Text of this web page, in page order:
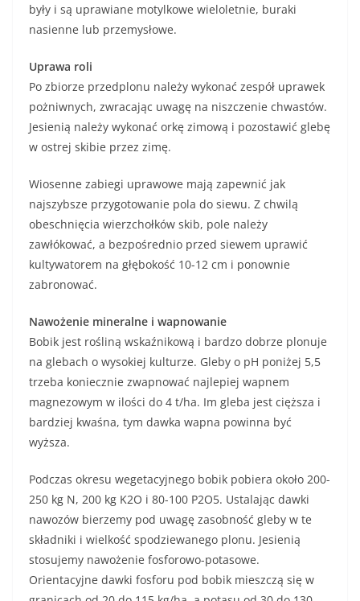
były i są uprawiane motylkowe wieloletnie, buraki
nasienne lub przemysłowe.
Uprawa roli
Po zbiorze przedplonu należy wykonać zespół uprawek
pożniwnych, zwracając uwagę na niszczenie chwastów.
Jesienią należy wykonać orkę zimową i pozostawić glebę
w ostrej skibie przez zimę.
Wiosenne zabiegi uprawowe mają zapewnić jak
najszybsze przygotowanie pola do siewu. Z chwilą
obeschnięcia wierzchołków skib, pole należy
zawłókować, a bezpośrednio przed siewem uprawić
kultywatorem na głębokość 10-12 cm i ponownie
zabronować.
Nawożenie mineralne i wapnowanie
Bobik jest rośliną wskaźnikową i bardzo dobrze plonuje
na glebach o wysokiej kulturze. Gleby o pH poniżej 5,5
trzeba koniecznie zwapnować najlepiej wapnem
magnezowym w ilości do 4 t/ha. Im gleba jest cięższa i
bardziej kwaśna, tym dawka wapna powinna być
wyższa.
Podczas okresu wegetacyjnego bobik pobiera około 200-
250 kg N, 200 kg K2O i 80-100 P2O5. Ustalając dawki
nawozów bierzemy pod uwagę zasobność gleby w te
składniki i wielkość spodziewanego plonu. Jesienią
stosujemy nawożenie fosforowo-potasowe.
Orientacyjne dawki fosforu pod bobik mieszczą się w